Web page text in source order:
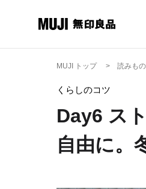
MUJI トップ 読みもの
くらしのコツ
Day6 ス
自由に。